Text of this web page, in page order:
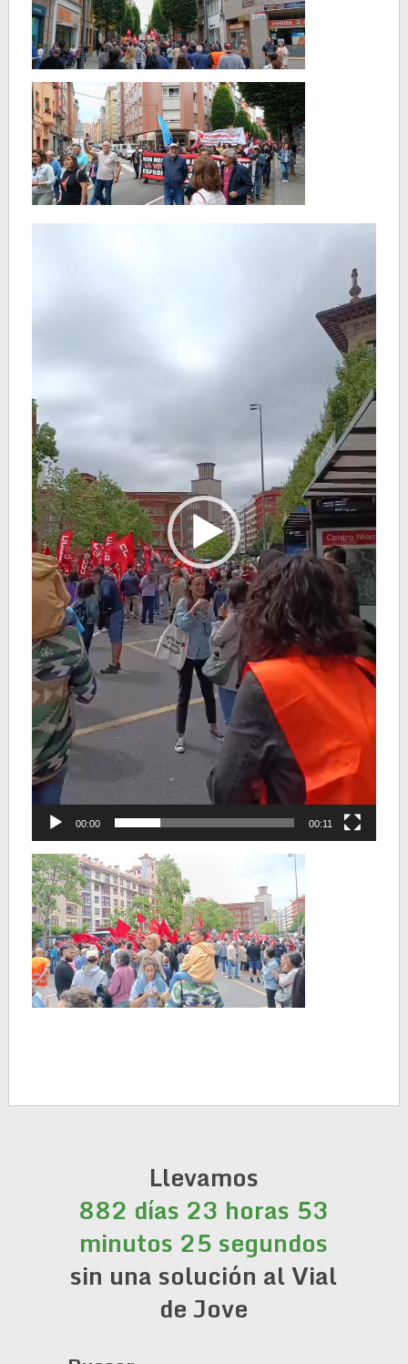
00:00 00:11
Llevamos
882 días 23 horas 53
minutos 26 segundos
sin una solución al Vial
de Jove